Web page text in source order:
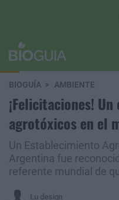
BIOGUÍA AMBIENTE
¡Felicitaciones!
agrotóxicos en el
Un Establecimiento
Argentina fue
referente mundial de
Lu design